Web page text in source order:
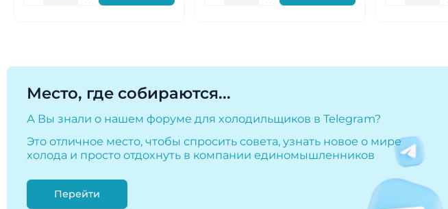
Место, где собираются...
А Вы знали о нашем форуме для холодильщиков в Telegram?
Это отличное место, чтобы спросить совета, узнать новое о мире
холода и просто отдохнуть в компании единомышленников
Перейти